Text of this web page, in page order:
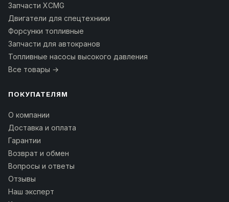
Запчасти XCMG
Двигатели для спецтехники
Форсунки топливные
Запчасти для автокранов
Топливные насосы высокого давления
Все товары →
ПОКУПАТЕЛЯМ
О компании
Доставка и оплата
Гарантии
Возврат и обмен
Вопросы и ответы
Отзывы
Наш эксперт